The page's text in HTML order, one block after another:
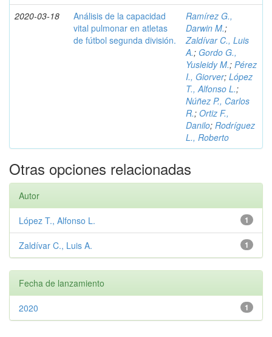
2020-03-18
Análisis de la capacidad
vital pulmonar en atletas
de fútbol segunda división.
Ramírez G.,
Darwin M.;
Zaldívar C., Luis
A.; Gordo G.,
Yusleidy M.; Pérez
I., Giorver; López
T., Alfonso L.;
Núñez P., Carlos
R.; Ortiz F.,
Danilo; Rodríguez
L., Roberto
Otras opciones relacionadas
Autor
1
López T., Alfonso L.
1
Zaldívar C., Luis A.
Fecha de lanzamiento
1
2020